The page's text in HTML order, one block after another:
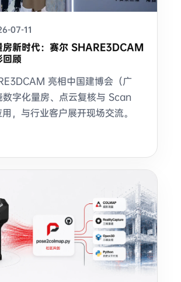
07-11
房新时代：赛尔 SHARE3DCAM
回顾
亮相中国建博会（广
数字化量房、点云复核与 Scan
，与行业客户展开现场交流。